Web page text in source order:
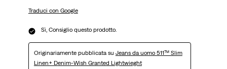
Traduci con Google
Sì, Consiglio questo prodotto.
Originariamente pubblicata su Jeans da uomo 511™ Slim
Linen+ Denim-Wish Granted Lightwieght